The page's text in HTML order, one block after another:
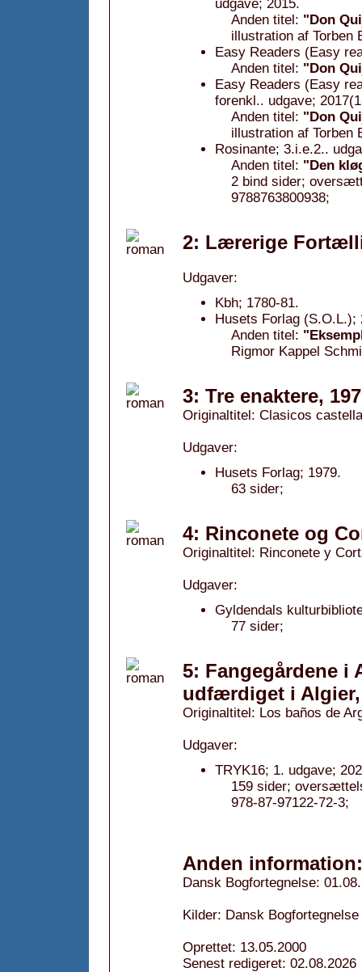
udgave; 2015.
Anden titel: "Don
illustration af Torben
Easy Readers (Easy
Anden titel: "Don
Easy Readers (Easy
forenkl.. udgave;
Anden titel: "Don
illustration af Torben
Rosinante; 3.i.e.2..
Anden titel: "Den
2 bind sider;
9788763800938;
2: Lærerige
Udgaver:
Kbh; 1780-81.
Husets Forlag (S.O.L.);
Anden titel:
Rigmor Kappel
3: Tre enaktere,
Originaltitel: Clasicos
Udgaver:
Husets Forlag; 1979.
63 sider;
4: Rinconete og
Originaltitel: Rinconete y
Udgaver:
Gyldendals
77 sider;
5: Fangegårdene i
udfærdiget i Algier,
Originaltitel: Los baños de
Udgaver:
TRYK16; 1. udgave;
159 sider;
978-87-97122-72-3;
Anden information:
Dansk Bogfortegnelse:
Kilder: Dansk
Oprettet: 13.05.2000
Senest redigeret: 02.08.2026